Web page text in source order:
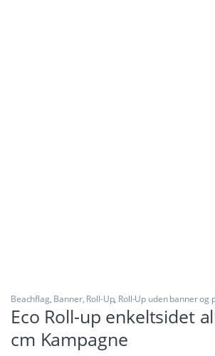
Beachflag, Banner, Roll-Up, Roll-Up uden banner og
Eco Roll-up enkeltsidet
cm Kampagne